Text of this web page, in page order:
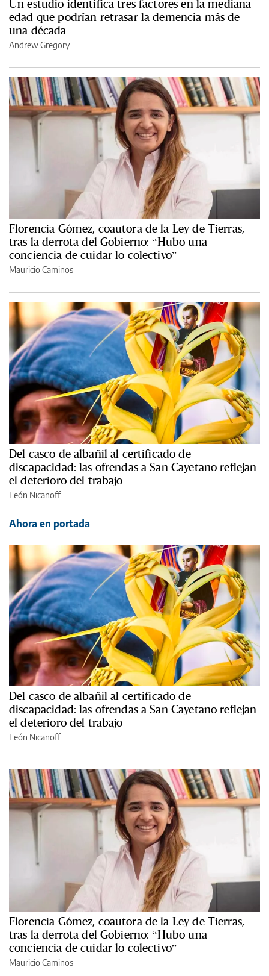
Un estudio identifica tres factores en la mediana
edad que podrían retrasar la demencia más de
una década
Andrew Gregory
Florencia Gómez, coautora de la Ley de Tierras,
tras la derrota del Gobierno: “Hubo una
conciencia de cuidar lo colectivo”
Mauricio Caminos
Del casco de albañil al certificado de
discapacidad: las ofrendas a San Cayetano reflejan
el deterioro del trabajo
León Nicanoff
Ahora en portada
Del casco de albañil al certificado de
discapacidad: las ofrendas a San Cayetano reflejan
el deterioro del trabajo
León Nicanoff
Florencia Gómez, coautora de la Ley de Tierras,
tras la derrota del Gobierno: “Hubo una
conciencia de cuidar lo colectivo”
Mauricio Caminos